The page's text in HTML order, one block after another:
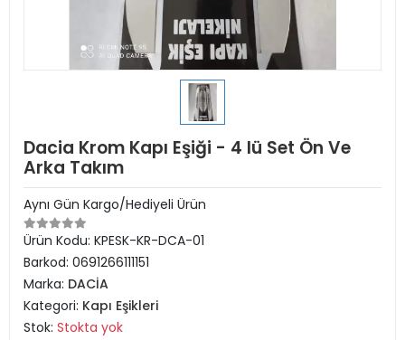
Dacia Krom Kapı Eşiği - 4 lü Set Ön Ve
Arka Takım
Aynı Gün Kargo/Hediyeli Ürün
Ürün Kodu: KPESK-KR-DCA-01
Barkod: 0691266111151
Marka: DACİA
Kategori: Kapı Eşikleri
Stok: Stokta yok